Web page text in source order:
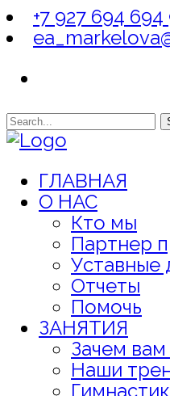
+7 927 694 694
ГЛАВНАЯ
О НАС
Кто мы
Партнер
Уставные
Отчеты
Помочь
ЗАНЯТИЯ
Зачем
Наши